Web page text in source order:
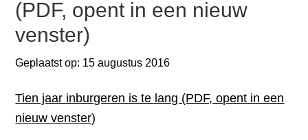
(PDF, opent in een nieuw
venster)
Geplaatst op: 15 augustus 2016
Tien jaar inburgeren is te lang (PDF, opent in een
nieuw venster)